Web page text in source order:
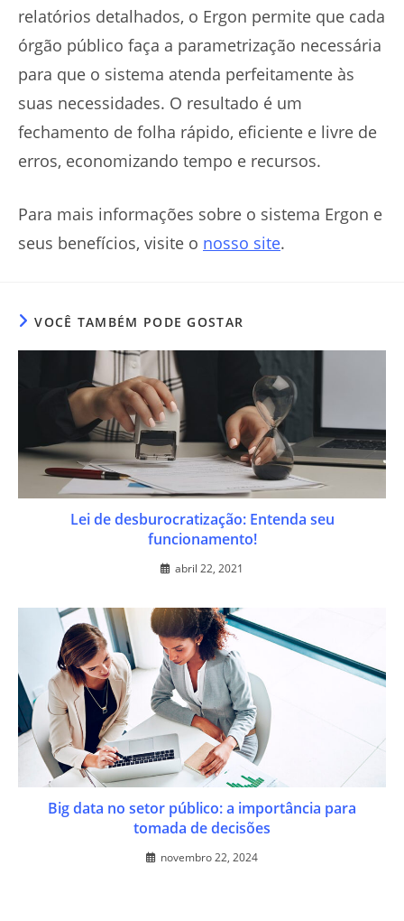
relatórios detalhados, o Ergon permite que cada
órgão público faça a parametrização necessária
para que o sistema atenda perfeitamente às
suas necessidades. O resultado é um
fechamento de folha rápido, eficiente e livre de
erros, economizando tempo e recursos.
Para mais informações sobre o sistema Ergon e
seus benefícios, visite o nosso site.
VOCÊ TAMBÉM PODE GOSTAR
Lei de desburocratização: Entenda seu
funcionamento!
abril 22, 2021
Big data no setor público: a importância para
tomada de decisões
novembro 22, 2024